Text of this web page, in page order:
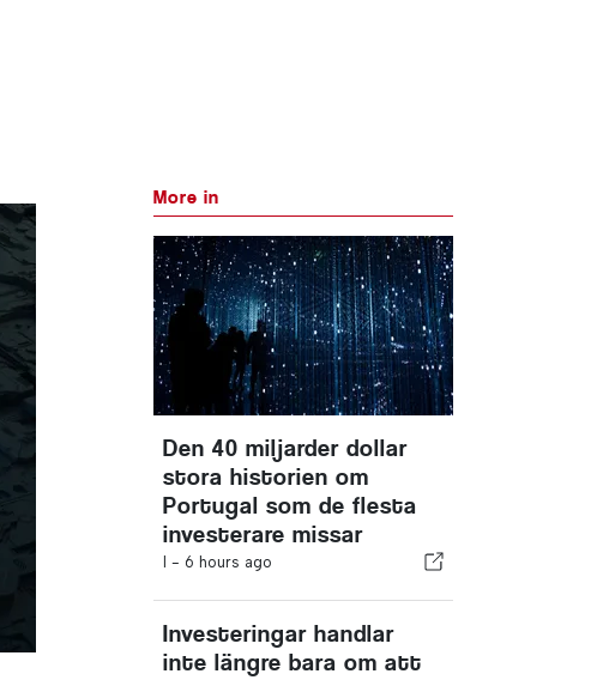
More in
Den 40 miljarder dollar
stora historien om
Portugal som de flesta
investerare missar
I - 6 hours ago
Investeringar handlar
inte längre bara om att